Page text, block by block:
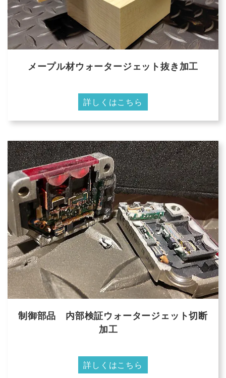
メープル材ウォータージェット抜き加工
詳しくはこちら
制御部品 内部検証ウォータージェット切断
加工
詳しくはこちら